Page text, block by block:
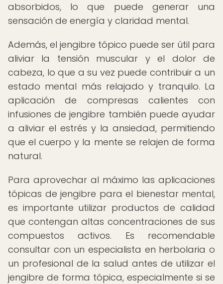
absorbidos, lo que puede generar una
sensación de energía y claridad mental.
Además, el jengibre tópico puede ser útil para
aliviar la tensión muscular y el dolor de
cabeza, lo que a su vez puede contribuir a un
estado mental más relajado y tranquilo. La
aplicación de compresas calientes con
infusiones de jengibre también puede ayudar
a aliviar el estrés y la ansiedad, permitiendo
que el cuerpo y la mente se relajen de forma
natural.
Para aprovechar al máximo las aplicaciones
tópicas de jengibre para el bienestar mental,
es importante utilizar productos de calidad
que contengan altas concentraciones de sus
compuestos activos. Es recomendable
consultar con un especialista en herbolaria o
un profesional de la salud antes de utilizar el
jengibre de forma tópica, especialmente si se